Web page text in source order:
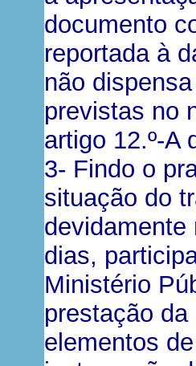
documento
reportada à
não
previstas no
artigo 12.º-A
3- Findo o
situação do
devidamente
dias,
Ministério
prestação
elementos